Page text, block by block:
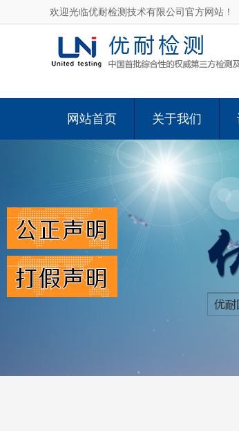
欢迎光临优耐检测技术有限公司官方网站！
网站首页 关于我们